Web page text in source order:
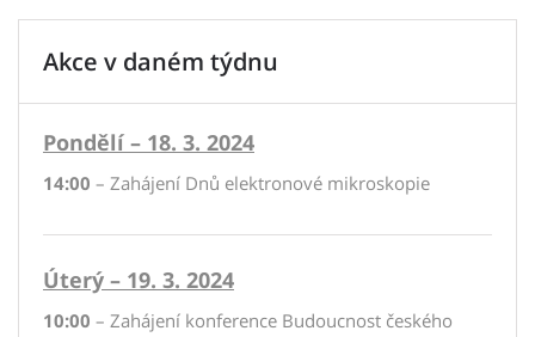
Akce v daném týdnu
Pondělí – 18. 3. 2024
14:00 – Zahájení Dnů elektronové mikroskopie
Úterý – 19. 3. 2024
10:00 – Zahájení konference Budoucnost českého